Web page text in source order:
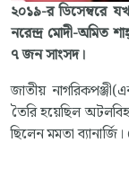
২০১৯-র ডিসেম্বরে
নরেন্দ্র মোদী-অমিত
৭ জন সাংসদ।
জাতীয়
তৈরি হয়েছিল
ছিলেন মমতা